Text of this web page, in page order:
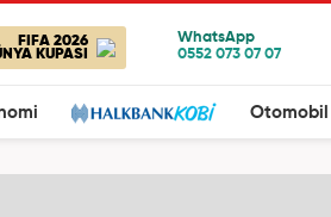
FIFA 2026
KUPASI
Otomobil